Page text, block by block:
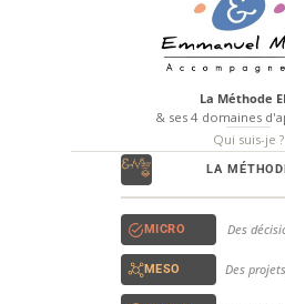
La Méthode
& ses 4 domaines
Qui suis-je ?
LA
MICRO Des
MESO Des